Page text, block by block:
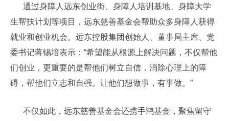
通过身障人远东创业街、身障人培训基地、身障大学
生帮扶计划等项目，远东慈善基金会帮助众多身障人获得
就业和创业机会。远东控股集团创始人、董事局主席、党
委书记蒋锡培表示：“希望能从根源上解决问题，不仅帮他
们创业，更重要的是帮他们树立自信，消除心理上的障
碍，帮他们立志和自强。让他们想做事，有事做。”
不仅如此，远东慈善基金会还携手鸿基金，聚焦留守